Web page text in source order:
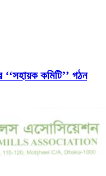
কমিটি’’ গঠন